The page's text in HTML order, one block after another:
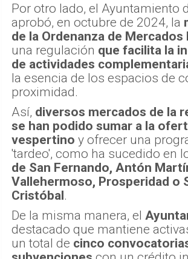
Por otro lado, el Ayuntamiento
aprobó, en octubre de 2024, la
de la Ordenanza de Mercados
una regulación que facilita la
de actividades
la esencia de los espacios de
proximidad.
Así, diversos mercados de la
se han podido sumar a la
vespertino y ofrecer una
'tardeo', como ha sucedido en
de San Fernando, Antón
Vallehermoso, Prosperidad o
Cristóbal.
De la misma manera, el
destacado que mantiene
un total de cinco